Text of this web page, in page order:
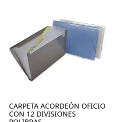
CARPETA ACORDEÓN OFICIO
CON 12 DIVISIONES